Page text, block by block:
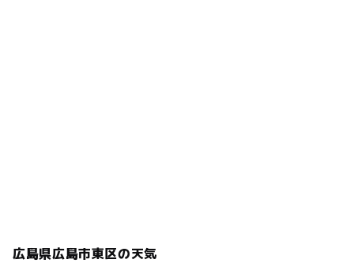
広島県広島市東区の天気